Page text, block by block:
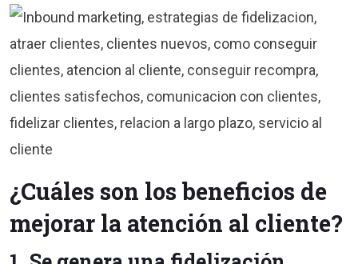
¿Cuáles son los beneficios de
mejorar la atención al cliente?